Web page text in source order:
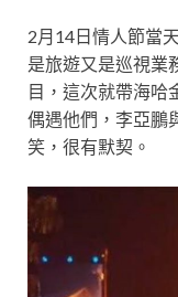
2月14日情人節當
是旅遊又是巡視業
目，這次就帶海哈
偶遇他們，李亞鵬
笑，很有默契。